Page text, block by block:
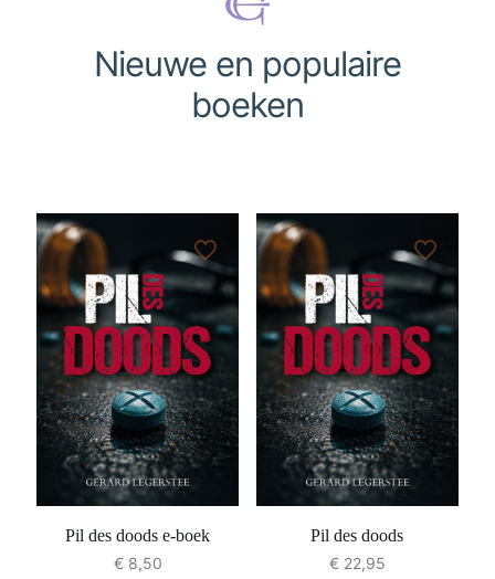
Nieuwe en populaire
boeken
Pil des doods e-boek
€8,50
Pil des doods
€22,95